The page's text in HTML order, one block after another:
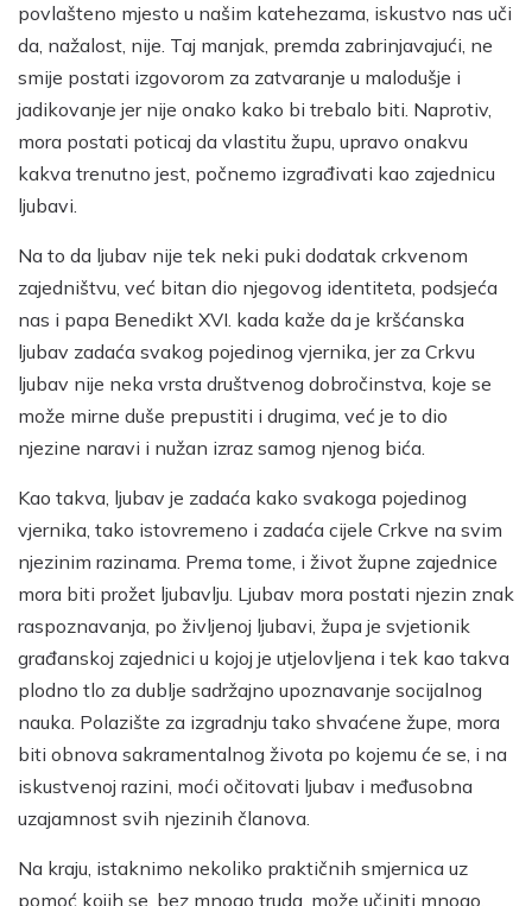
povlašteno mjesto u našim katehezama, iskustvo nas uči
da, nažalost, nije. Taj manjak, premda zabrinjavajući, ne
smije postati izgovorom za zatvaranje u malodušje i
jadikovanje jer nije onako kako bi trebalo biti. Naprotiv,
mora postati poticaj da vlastitu župu, upravo onakvu
kakva trenutno jest, počnemo izgrađivati kao zajednicu
ljubavi.
Na to da ljubav nije tek neki puki dodatak crkvenom
zajedništvu, već bitan dio njegovog identiteta, podsjeća
nas i papa Benedikt XVI. kada kaže da je kršćanska
ljubav zadaća svakog pojedinog vjernika, jer za Crkvu
ljubav nije neka vrsta društvenog dobročinstva, koje se
može mirne duše prepustiti i drugima, već je to dio
njezine naravi i nužan izraz samog njenog bića.
Kao takva, ljubav je zadaća kako svakoga pojedinog
vjernika, tako istovremeno i zadaća cijele Crkve na svim
njezinim razinama. Prema tome, i život župne zajednice
mora biti prožet ljubavlju. Ljubav mora postati njezin znak
raspoznavanja, po življenoj ljubavi, župa je svjetionik
građanskoj zajednici u kojoj je utjelovljena i tek kao takva
plodno tlo za dublje sadržajno upoznavanje socijalnog
nauka. Polazište za izgradnju tako shvaćene župe, mora
biti obnova sakramentalnog života po kojemu će se, i na
iskustvenoj razini, moći očitovati ljubav i međusobna
uzajamnost svih njezinih članova.
Na kraju, istaknimo nekoliko praktičnih smjernica uz
pomoć kojih se, bez mnogo truda, može učiniti mnogo.